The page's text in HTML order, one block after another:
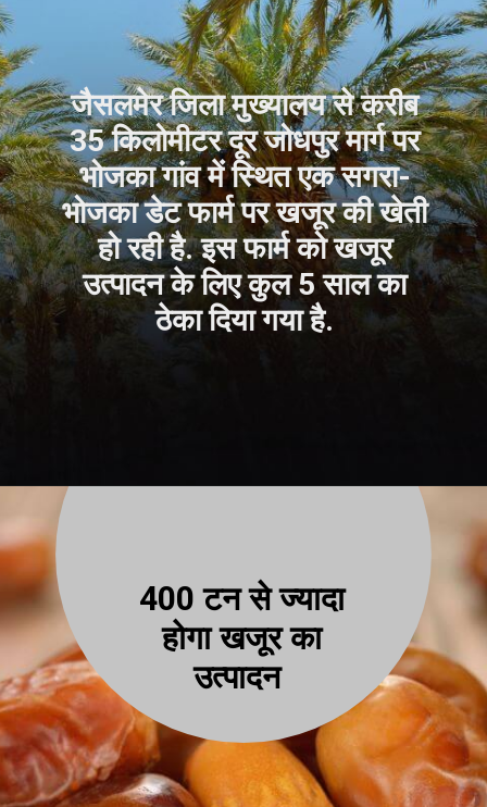
जैसलमेर जिला मुख्यालय से करीब
35 किलोमीटर दूर जोधपुर मार्ग पर
भोजका गांव में स्थित एक सगरा-
भोजका डेट फार्म पर खजूर की खेती
हो रही है. इस फार्म को खजूर
उत्पादन के लिए कुल 5 साल का
ठेका दिया गया है.
400 टन से ज्यादा
होगा खजूर का
उत्पादन